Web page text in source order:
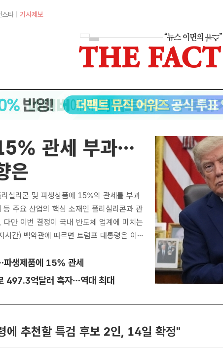
스타 기사제보
관세 부과…
은
실리콘 및 파생상품에 15%의 관세를 부과
주요 산업의 핵심 소재인 폴리실리콘과 관
만 이번 결정이 국내 반도체 업계에 미치는
시간) 백악관에 따르면 트럼프 대통령은 이날
파생제품에 15% 관세
497.3억달러 흑자…역대 최대
에 추천할 특검 후보 2인, 14일 확정"